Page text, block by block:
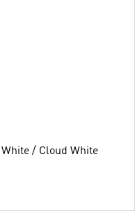
/ Cloud White